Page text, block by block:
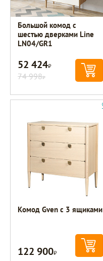
Большой комод с
шестью дверками Line
LN04/GR1
52 424Р
74 998Р
Комод Gven с 3 ящиками
122 900Р